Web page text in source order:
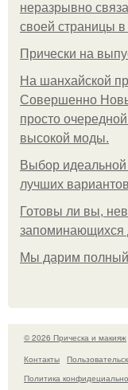
неразрывно
своей страницы в
Прически на
На шанхайской
Совершенно
просто
высокой моды.
Выбор идеальной
лучших
Готовы ли вы,
запоминающихся
Мы дарим полный
© 2026 Прическа и макияж
Контакты
Политика